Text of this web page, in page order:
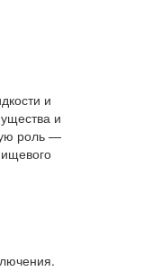
и
и
роль —